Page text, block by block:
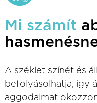
Mi számít
A széklet színét és
befolyásolhatja, így
aggodalmat